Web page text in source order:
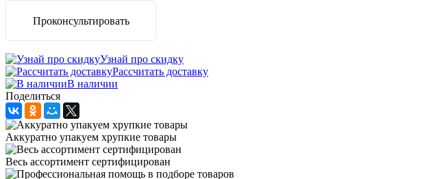
Проконсультировать
Узнай про скидку
Рассчитать доставку
В наличии
Поделиться
Аккуратно упакуем хрупкие товары
Весь ассортимент сертифицирован